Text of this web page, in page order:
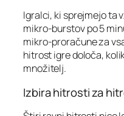
Igralci, ki sprejmejo ta
mikro‑burstov po 5
mikro‑proračune za
hitrost igre določa,
množitelj.
Izbira hitrosti za